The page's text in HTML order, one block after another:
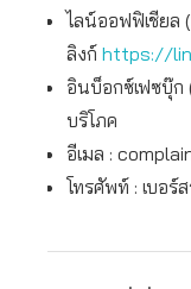
ไลน์ออฟฟิเชียล
ลิงก์ https://
อินบ็อกซ์เฟซบุ๊ก
บริโภค
อีเมล :
โทรศัพท์ : เบอร์